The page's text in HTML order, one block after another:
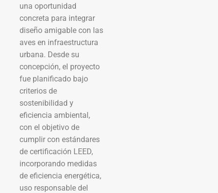
una oportunidad
concreta para integrar
diseño amigable con las
aves en infraestructura
urbana. Desde su
concepción, el proyecto
fue planificado bajo
criterios de
sostenibilidad y
eficiencia ambiental,
con el objetivo de
cumplir con estándares
de certificación LEED,
incorporando medidas
de eficiencia energética,
uso responsable del